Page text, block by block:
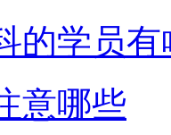
的学员有
意哪些